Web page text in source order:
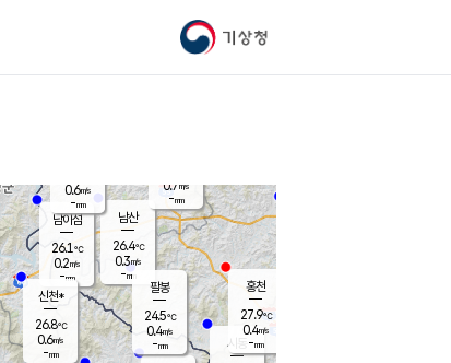
기상청
남이섬
26.1℃
0.2m/s
-mm
남산
26.4℃
0.3m/s
-mm
팔봉
24.5℃
0.4m/s
-mm
0.6m/s
-mm
신천*
26.8℃
0.6m/s
-mm
시동
홍천
27.9℃
0.4m/s
-mm
0.7 m/s
-mm